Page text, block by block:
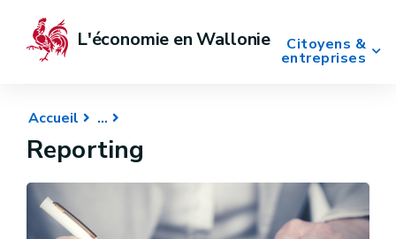
Citoyens &
entreprises
L'économie en Wallonie
Accueil
Reporting